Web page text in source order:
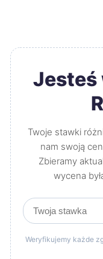
Jesteś
Twoje stawki
nam swoją
Zbieramy
wycena
Weryfikujemy każde